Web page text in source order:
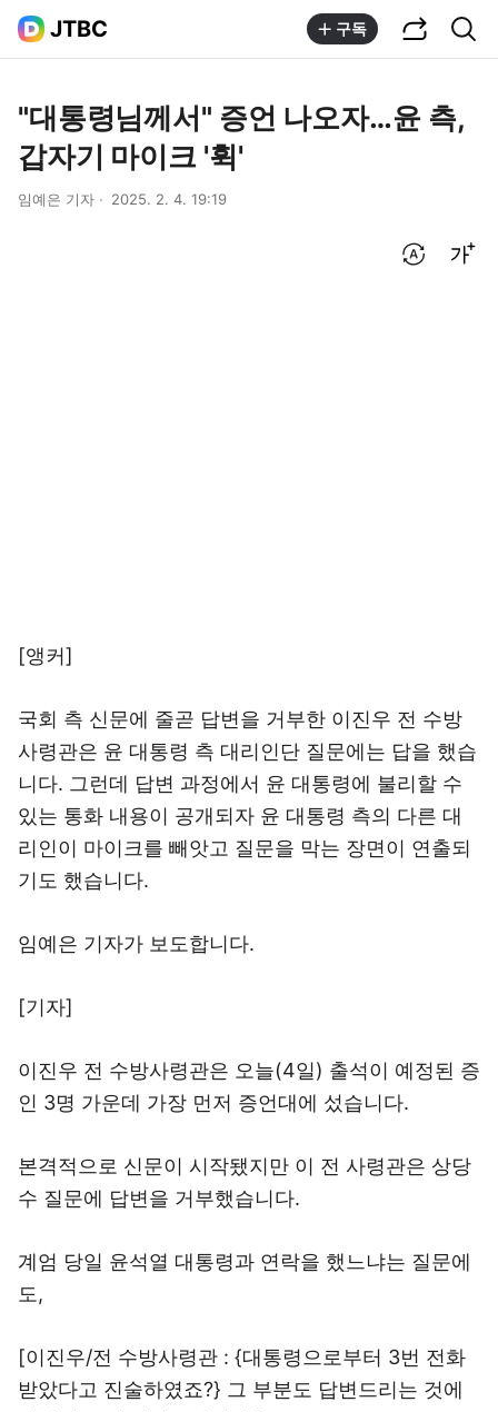
JTBC 구독
"대통령님께서" 증언 나오자…윤 측,
갑자기 마이크 '휙'
임예은 기자 2025. 2. 4. 19:19
[앵커]
국회 측 신문에 줄곧 답변을 거부한 이진우 전 수방
사령관은 윤 대통령 측 대리인단 질문에는 답을 했습
니다. 그런데 답변 과정에서 윤 대통령에 불리할 수
있는 통화 내용이 공개되자 윤 대통령 측의 다른 대
리인이 마이크를 빼앗고 질문을 막는 장면이 연출되
기도 했습니다.
임예은 기자가 보도합니다.
[기자]
이진우 전 수방사령관은 오늘(4일) 출석이 예정된 증
인 3명 가운데 가장 먼저 증언대에 섰습니다.
본격적으로 신문이 시작됐지만 이 전 사령관은 상당
수 질문에 답변을 거부했습니다.
계엄 당일 윤석열 대통령과 연락을 했느냐는 질문에
도,
[이진우/전 수방사령관 : {대통령으로부터 3번 전화
받았다고 진술하였죠?} 그 부분도 답변드리는 것에